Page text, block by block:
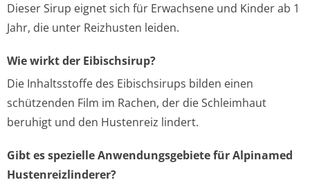
Dieser Sirup eignet sich für Erwachsene und Kinder ab 1
Jahr, die unter Reizhusten leiden.
Wie wirkt der Eibischsirup?
Die Inhaltsstoffe des Eibischsirups bilden einen
schützenden Film im Rachen, der die Schleimhaut
beruhigt und den Hustenreiz lindert.
Gibt es spezielle Anwendungsgebiete für Alpinamed
Hustenreizlinderer?